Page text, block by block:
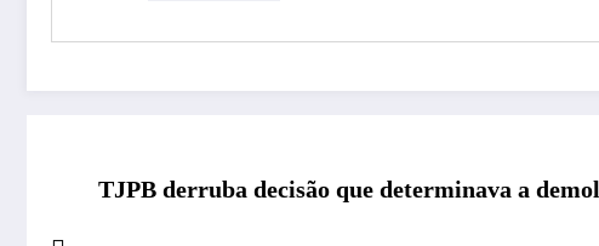
TJPB derruba decisão que determinava a